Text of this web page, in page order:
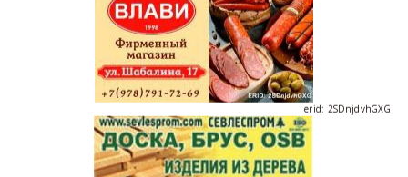
erid: 2SDnjdvhGXG